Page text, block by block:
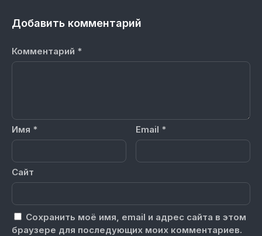
Добавить комментарий
Комментарий *
Имя * Email *
Сайт
Сохранить моё имя, email и адрес сайта в этом
браузере для последующих моих комментариев.